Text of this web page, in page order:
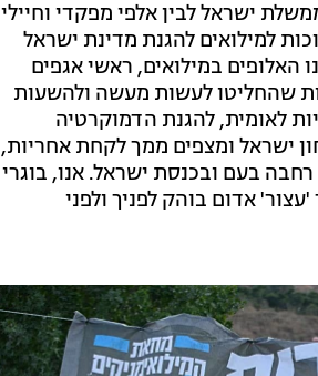
האמנה החברתית הקיימת כבר 75 שנה בין ממשלת ישראל לבין אלפי מפקדי וחיילי
למילואים להגנת מדינת ישראל
במילואים, ראשי אגפים
שהחליטו לעשות מעשה ולהשעות
לאומית, להגנת הדמוקרטיה
ישראל ומצפים ממך לקחת אחריות,
בעם ובכנסת ישראל. אנו, בוגרי
אדום בוהק לפניך ולפני